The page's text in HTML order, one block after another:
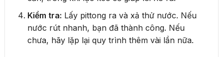
Kiểm tra: Lấy pittong ra và xả thử nước. Nếu
nước rút nhanh, bạn đã thành công. Nếu
chưa, hãy lặp lại quy trình thêm vài lần nữa.